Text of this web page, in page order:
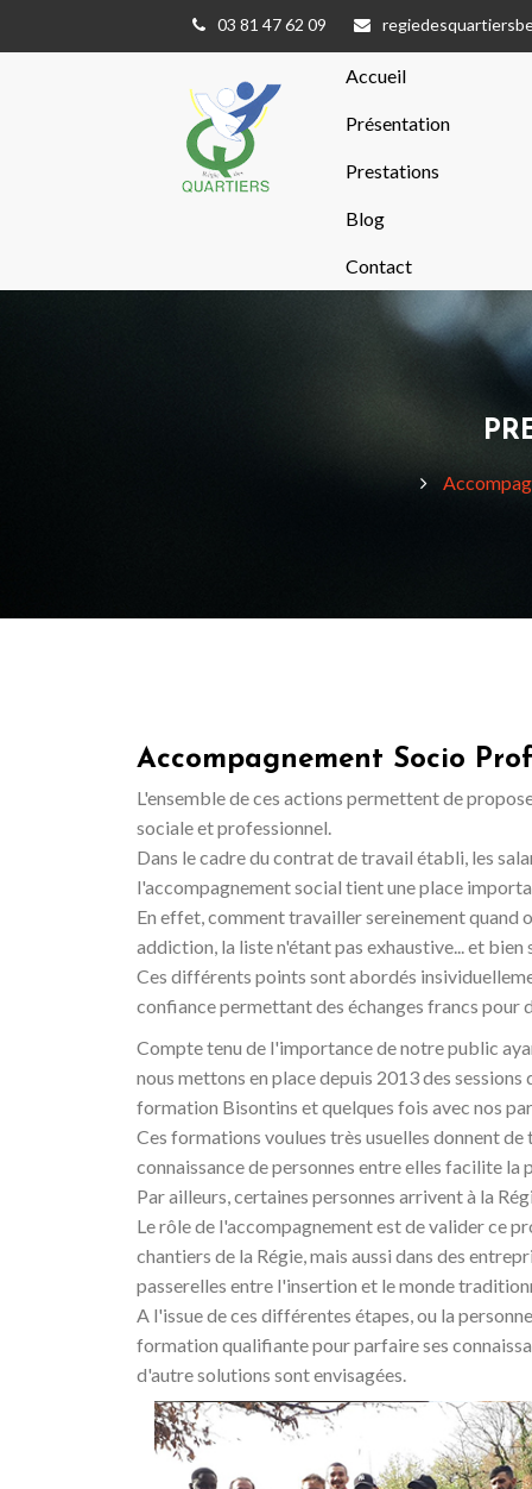
03 81 47 62 09
Accueil
Présentation
Prestations
Blog
Contact
Accompagnement Socio
L'ensemble de ces actions permettent de
sociale et professionnel.
Dans le cadre du contrat de travail établi, les
l'accompagnement social tient une place
En effet, comment travailler sereinement quand
addiction, la liste n'étant pas exhaustive... et
Ces différents points sont abordés
confiance permettant des échanges francs pour
Compte tenu de l'importance de notre public
nous mettons en place depuis 2013 des
formation Bisontins et quelques fois avec nos
Ces formations voulues très usuelles donnent
connaissance de personnes entre elles facilite
Par ailleurs, certaines personnes arrivent à la
Le rôle de l'accompagnement est de valider ce
chantiers de la Régie, mais aussi dans des
passerelles entre l'insertion et le monde
A l'issue de ces différentes étapes, ou la
formation qualifiante pour parfaire ses
d'autre solutions sont envisagées.